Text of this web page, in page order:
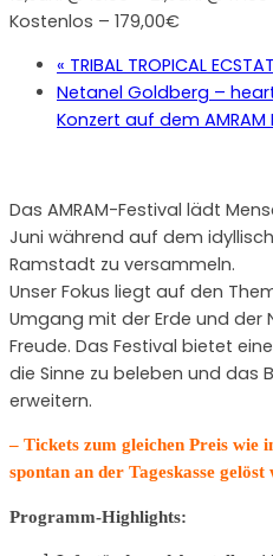
Kostenlos – 179,00€
« TRIBAL TROPICAL
Netanel Goldberg –
Konzert auf dem AMRAM
Das AMRAM-Festival lädt
Juni während auf dem
Ramstadt zu versammeln.
Unser Fokus liegt auf den
Umgang mit der Erde und der
Freude. Das Festival bietet
die Sinne zu beleben und das
erweitern.
– Tickets zum gleichen Preis wie
spontan an der Tageskasse
Programm-Highlights: